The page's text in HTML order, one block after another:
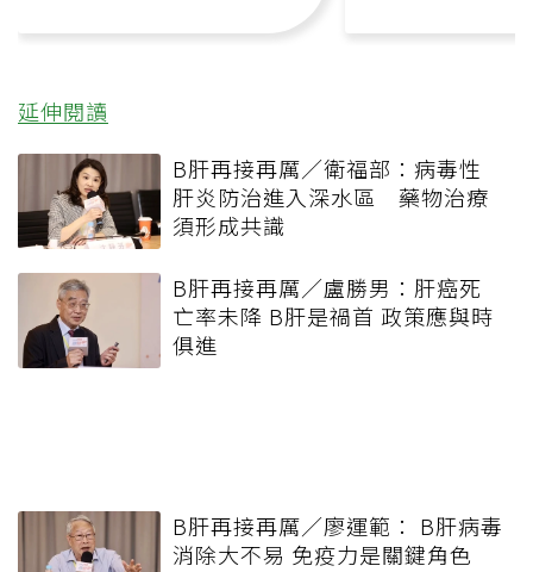
延伸閱讀
B肝再接再厲／衛福部：病毒性
肝炎防治進入深水區 藥物治療
須形成共識
B肝再接再厲／盧勝男：肝癌死
亡率未降 B肝是禍首 政策應與時
俱進
B肝再接再厲／廖運範： B肝病毒
消除大不易 免疫力是關鍵角色